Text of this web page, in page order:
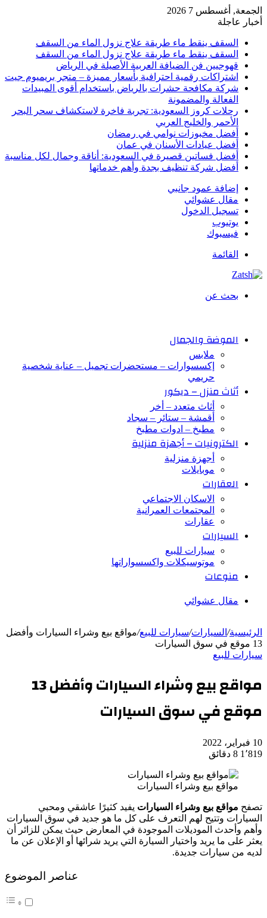
الجمعة, أغسطس 7 2026
أخبار عاجلة
السقف ينقط ماء طريقة علاج نزول الماء من السقف
السقف ينقط ماء طريقة علاج نزول الماء من السقف
قهوجيين فن الضيافة العربية الأصيلة في الرياض
اشتراكات رقمية احترافية بأسعار مميزة – متجر بريميوم جيت
شركة مكافحة حشرات بالرياض باستخدام أقوى المبيدات
الفعالة والمضمونة
رحلات كروز السعودية: تجربة فاخرة لاستكشاف سحر البحر
الأحمر والخليج العربي
أفضل مخبوزات نوامي في رمضان
أفضل عيادات الأسنان في عمان
أفضل فساتين قصيرة في السعودية: أناقة وجمال لكل مناسبة
أفضل شركة تنظيف بجدة وأهم خدماتها
إضافة عمود جانبي
مقال عشوائي
تسجيل الدخول
يوتيوب
فيسبوك
القائمة
بحث عن
الموضة والجمال
ملابس
إكسسوارات – مستحضرات تجميل – عناية شخصية
حريمي
أثاث منزل – ديكور
أثاث متعدد – أخر
أقمشة – ستائر – سجاد
مطبخ – ادوات مطبخ
الكترونيات – أجهزة منزلية
أجهزة منزلية
موبايلات
العقارات
الاسكان الاجتماعي
المجتمعات العمرانية
عقارات
السيارات
سيارات للبيع
موتوسيكلات واكسسواراتها
منوعات
مقال عشوائي
الرئيسية/ السيارات/سيارات للبيع/مواقع بيع وشراء السيارات وأفضل
13 موقع في سوق السيارات
سيارات للبيع
مواقع بيع وشراء السيارات وأفضل 13
موقع في سوق السيارات
10 فبراير، 2022
1٬819 8 دقائق
مواقع بيع وشراء السيارات
تصفح مواقع بيع وشراء السيارات يفيد كثيرًا عاشقي ومحبي
السيارات وتتيح لهم التعرف على كل ما هو جديد في سوق السيارات
وأهم وأحدث الموديلات الموجودة في المعارض حيث يمكن للزائر أن
يعثر على ما يريد واختيار السيارة التي يريد شرائها أو الإعلان عن ما
لديه من سيارات جديدة.
عناصر الموضوع